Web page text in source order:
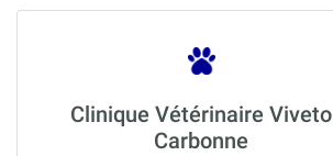
Clinique Vétérinaire Viveto
Carbonne